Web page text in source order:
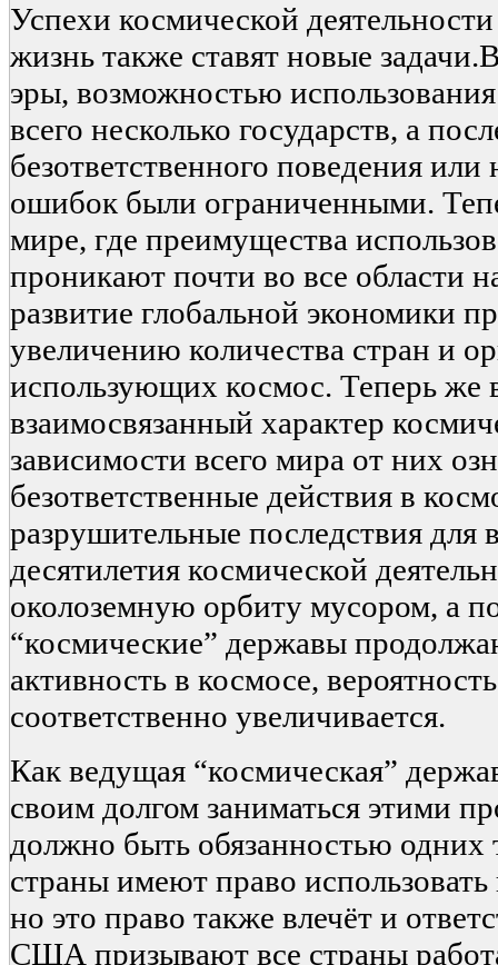
Успехи космической
жизнь также ставят новые
эры, возможностью
всего несколько государств, а
безответственного поведения
ошибок были ограниченными.
мире, где преимущества
проникают почти во все области
развитие глобальной экономики
увеличению количества стран и
использующих космос. Теперь
взаимосвязанный характер
зависимости всего мира от них
безответственные действия в
разрушительные последствия для
десятилетия космической
околоземную орбиту мусором, а
“космические” державы
активность в космосе,
соответственно увеличивается.
Как ведущая “космическая”
своим долгом заниматься этими
должно быть обязанностью
страны имеют право использовать
но это право также влечёт и
США призывают все страны